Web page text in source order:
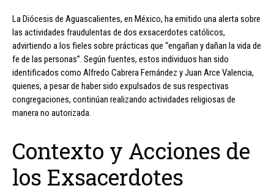
La Diócesis de Aguascalientes, en México, ha emitido una alerta sobre
las actividades fraudulentas de dos exsacerdotes católicos,
advirtiendo a los fieles sobre prácticas que “engañan y dañan la vida de
fe de las personas”. Según fuentes, estos individuos han sido
identificados como Alfredo Cabrera Fernández y Juan Arce Valencia,
quienes, a pesar de haber sido expulsados de sus respectivas
congregaciones, continúan realizando actividades religiosas de
manera no autorizada.
Contexto y Acciones de
los Exsacerdotes